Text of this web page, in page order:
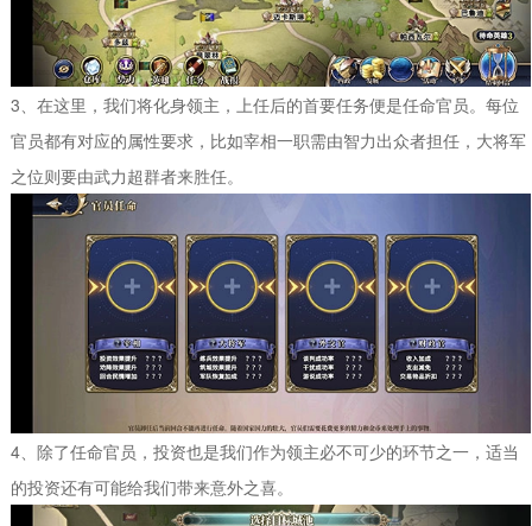
3、在这里，我们将化身领主，上任后的首要任务便是任命官员。每位
官员都有对应的属性要求，比如宰相一职需由智力出众者担任，大将军
之位则要由武力超群者来胜任。
4、除了任命官员，投资也是我们作为领主必不可少的环节之一，适当
的投资还有可能给我们带来意外之喜。